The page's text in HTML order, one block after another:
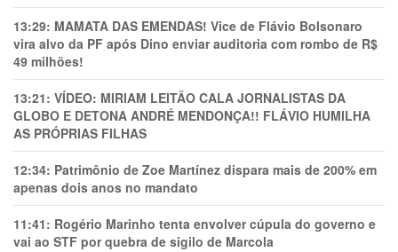
13:29: MAMATA DAS EMENDAS! Vice de Flávio Bolsonaro
vira alvo da PF após Dino enviar auditoria com rombo de R$
49 milhões!
13:21: VÍDEO: MIRIAM LEITÃO CALA JORNALISTAS DA
GLOBO E DETONA ANDRÉ MENDONÇA!! FLÁVIO HUMILHA
AS PRÓPRIAS FILHAS
12:34: Patrimônio de Zoe Martínez dispara mais de 200% em
apenas dois anos no mandato
11:41: Rogério Marinho tenta envolver cúpula do governo e
vai ao STF por quebra de sigilo de Marcola